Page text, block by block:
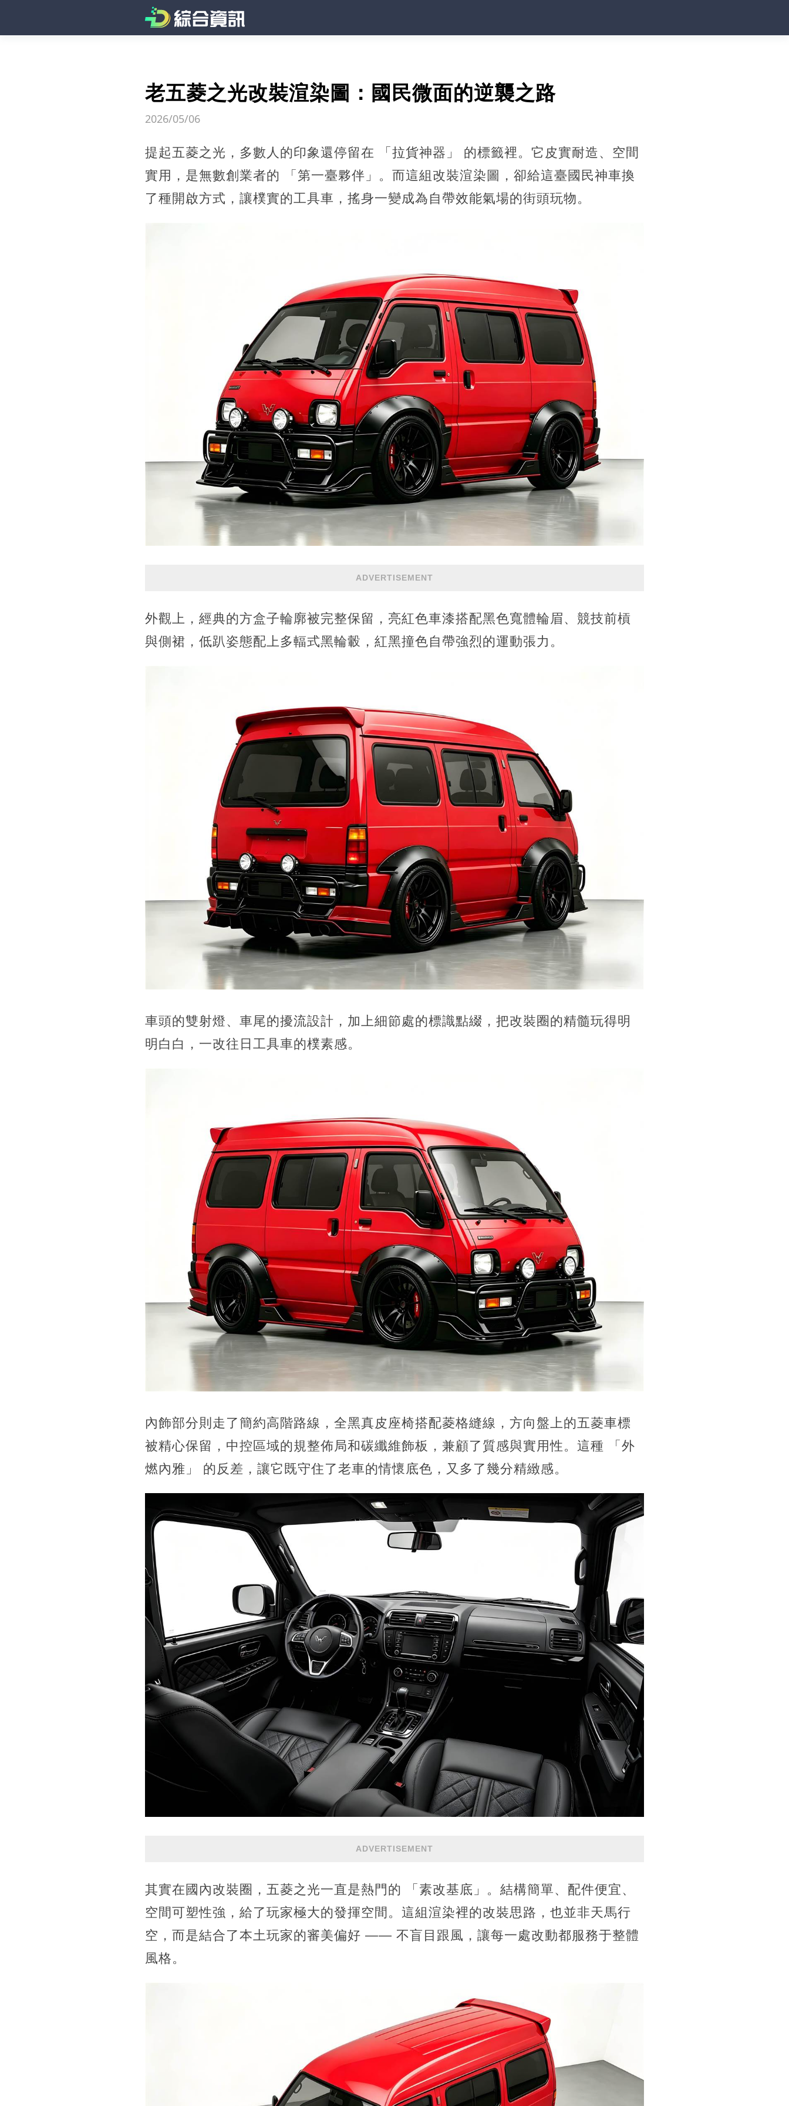
老五菱之光改裝渲染圖：國民微面的逆襲之路
2026/05/06
提起五菱之光，多數人的印象還停留在 「拉貨神器」 的標籤裡。它皮實耐造、空間
實用，是無數創業者的 「第一臺夥伴」。而這組改裝渲染圖，卻給這臺國民神車換
了種開啟方式，讓樸實的工具車，搖身一變成為自帶效能氣場的街頭玩物。
ADVERTISEMENT
外觀上，經典的方盒子輪廓被完整保留，亮紅色車漆搭配黑色寬體輪眉、競技前槓
與側裙，低趴姿態配上多輻式黑輪轂，紅黑撞色自帶強烈的運動張力。
車頭的雙射燈、車尾的擾流設計，加上細節處的標識點綴，把改裝圈的精髓玩得明
明白白，一改往日工具車的樸素感。
內飾部分則走了簡約高階路線，全黑真皮座椅搭配菱格縫線，方向盤上的五菱車標
被精心保留，中控區域的規整佈局和碳纖維飾板，兼顧了質感與實用性。這種 「外
燃內雅」 的反差，讓它既守住了老車的情懷底色，又多了幾分精緻感。
ADVERTISEMENT
其實在國內改裝圈，五菱之光一直是熱門的 「素改基底」。結構簡單、配件便宜、
空間可塑性強，給了玩家極大的發揮空間。這組渲染裡的改裝思路，也並非天馬行
空，而是結合了本土玩家的審美偏好 —— 不盲目跟風，讓每一處改動都服務于整體
風格。